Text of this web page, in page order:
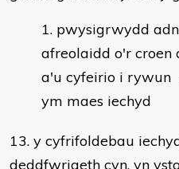
pwysigrwydd
afreolaidd o'r croen
a'u cyfeirio i rywun
ym maes iechyd
13. y cyfrifoldebau
deddfwriaeth cyn, yn